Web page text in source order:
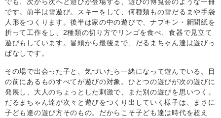
です。前半は雪遊び。スキーをして、何種類もの雪だるまや手袋
人形をつくります。後半は家の中の遊びで、ナプキン・新聞紙を
折って工作をし、2種類の切り方でリンゴを食べ、食器で見立て
遊びもしています。冒頭から最後まで、だるまちゃん達は遊びっ
ぱなしです。
その場で出会った子と、気づいたら一緒になって遊んでいる。目
の前にあるものすべてが遊びの対象。ひとつの遊びが次の遊びに
発展し、大人のちょっとした刺激で、また別の遊びを思いつく。
だるまちゃん達が次々と遊びをつくり出していく様子は、まさに
子ども達の遊び方そのもの。だからこそ子ども達は時代を超え